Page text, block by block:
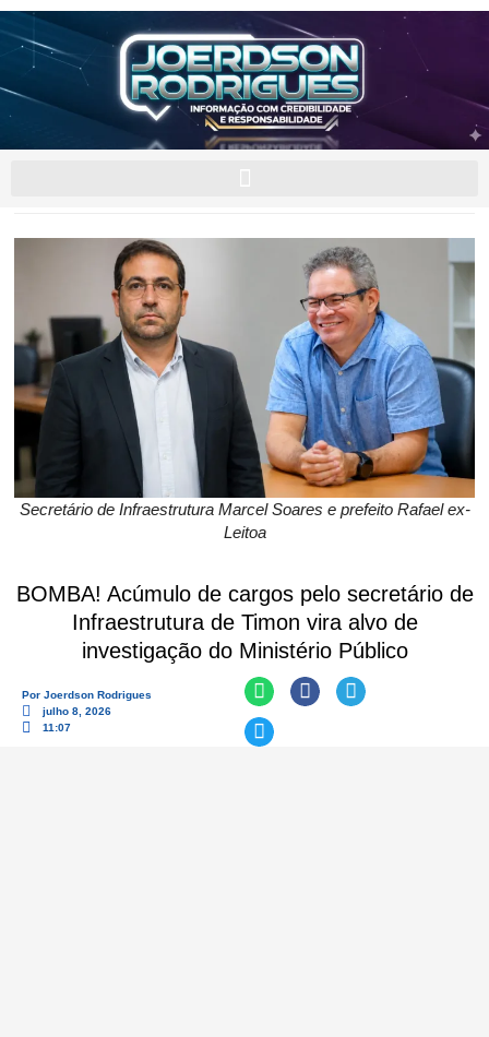
Secretário de Infraestrutura Marcel Soares e prefeito Rafael ex-
Leitoa
BOMBA! Acúmulo de cargos pelo secretário de
Infraestrutura de Timon vira alvo de
investigação do Ministério Público
Por Joerdson Rodrigues
julho 8, 2026
11:07